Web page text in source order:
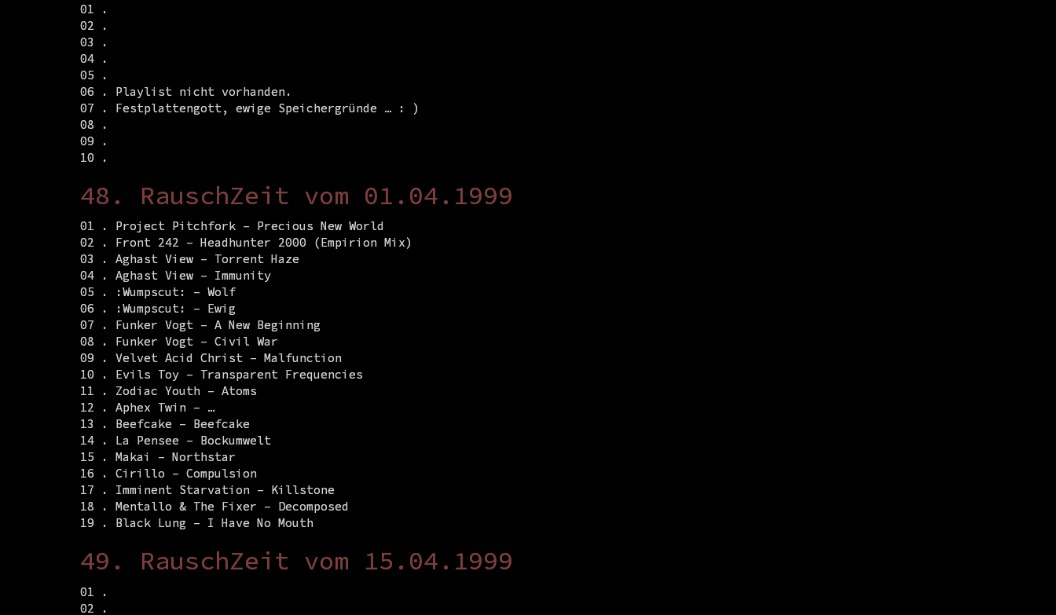
01 .
02 .
03 .
04 .
05 .
06 . Playlist nicht vorhanden.
07 . Festplattengott, ewige Speichergründe … : )
08 .
09 .
10 .
48. RauschZeit vom 01.04.1999
01 . Project Pitchfork – Precious New World
02 . Front 242 – Headhunter 2000 (Empirion Mix)
03 . Aghast View – Torrent Haze
04 . Aghast View – Immunity
05 . :Wumpscut: – Wolf
06 . :Wumpscut: – Ewig
07 . Funker Vogt – A New Beginning
08 . Funker Vogt – Civil War
09 . Velvet Acid Christ – Malfunction
10 . Evils Toy – Transparent Frequencies
11 . Zodiac Youth – Atoms
12 . Aphex Twin – …
13 . Beefcake – Beefcake
14 . La Pensee – Bockumwelt
15 . Makai – Northstar
16 . Cirillo – Compulsion
17 . Imminent Starvation – Killstone
18 . Mentallo & The Fixer – Decomposed
19 . Black Lung – I Have No Mouth
49. RauschZeit vom 15.04.1999
01 .
02 .